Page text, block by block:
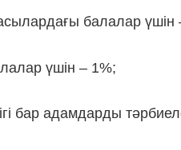
балалар үшін
үшін – 1%;
бар адамдарды